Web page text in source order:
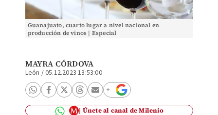
Guanajuato, cuarto lugar a nivel nacional en
producción de vinos | Especial
MAYRA CÓRDOVA
León /05.12.2023 13:53:00
Únete al canal de Milenio